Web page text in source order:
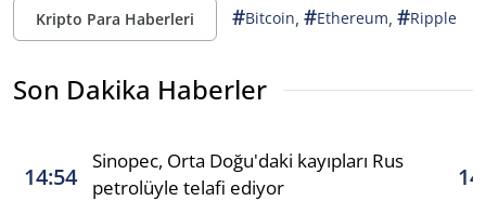
Kripto Para Haberleri #Bitcoin, #Ethereum, #Ripple
Son Dakika Haberler
14:54
Sinopec, Orta Doğu'daki kayıpları Rus
petrolüyle telafi ediyor